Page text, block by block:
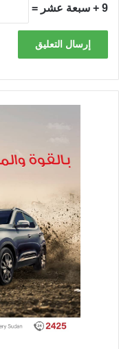
9 + سبعة عشر =